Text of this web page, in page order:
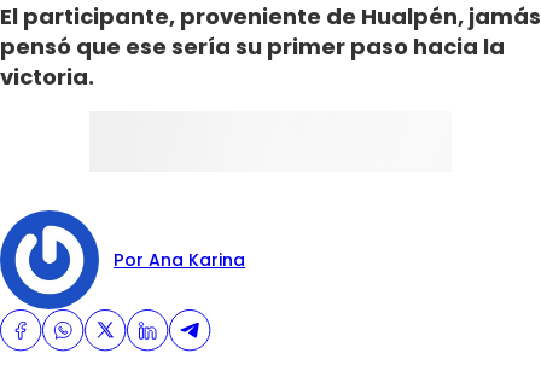
El participante, proveniente de Hualpén, jamás
pensó que ese sería su primer paso hacia la
victoria.
Por Ana Karina